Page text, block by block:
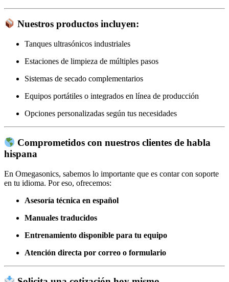
Nuestros productos incluyen:
Tanques ultrasónicos industriales
Estaciones de limpieza de múltiples pasos
Sistemas de secado complementarios
Equipos portátiles o integrados en línea de producción
Opciones personalizadas según tus necesidades
Comprometidos con nuestros clientes de habla
hispana
En Omegasonics, sabemos lo importante que es contar con soporte
en tu idioma. Por eso, ofrecemos:
Asesoría técnica en español
Manuales traducidos
Entrenamiento disponible para tu equipo
Atención directa por correo o formulario